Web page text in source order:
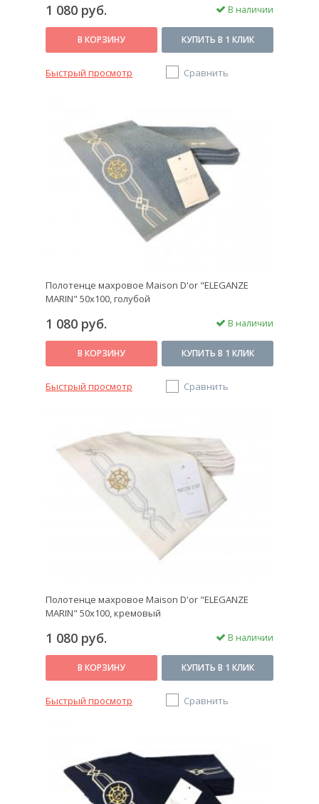
1 080 руб. В наличии
В КОРЗИНУ КУПИТЬ В 1 КЛИК
Быстрый просмотр Сравнить
Полотенце махровое Maison D'or "ELEGANZE
MARIN" 50х100, голубой
1 080 руб. В наличии
В КОРЗИНУ КУПИТЬ В 1 КЛИК
Быстрый просмотр Сравнить
Полотенце махровое Maison D'or "ELEGANZE
MARIN" 50х100, кремовый
1 080 руб. В наличии
В КОРЗИНУ КУПИТЬ В 1 КЛИК
Быстрый просмотр Сравнить